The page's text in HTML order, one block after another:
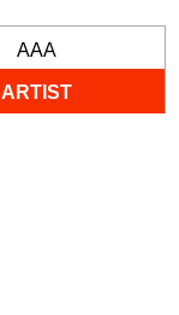
AAA
ARTIST